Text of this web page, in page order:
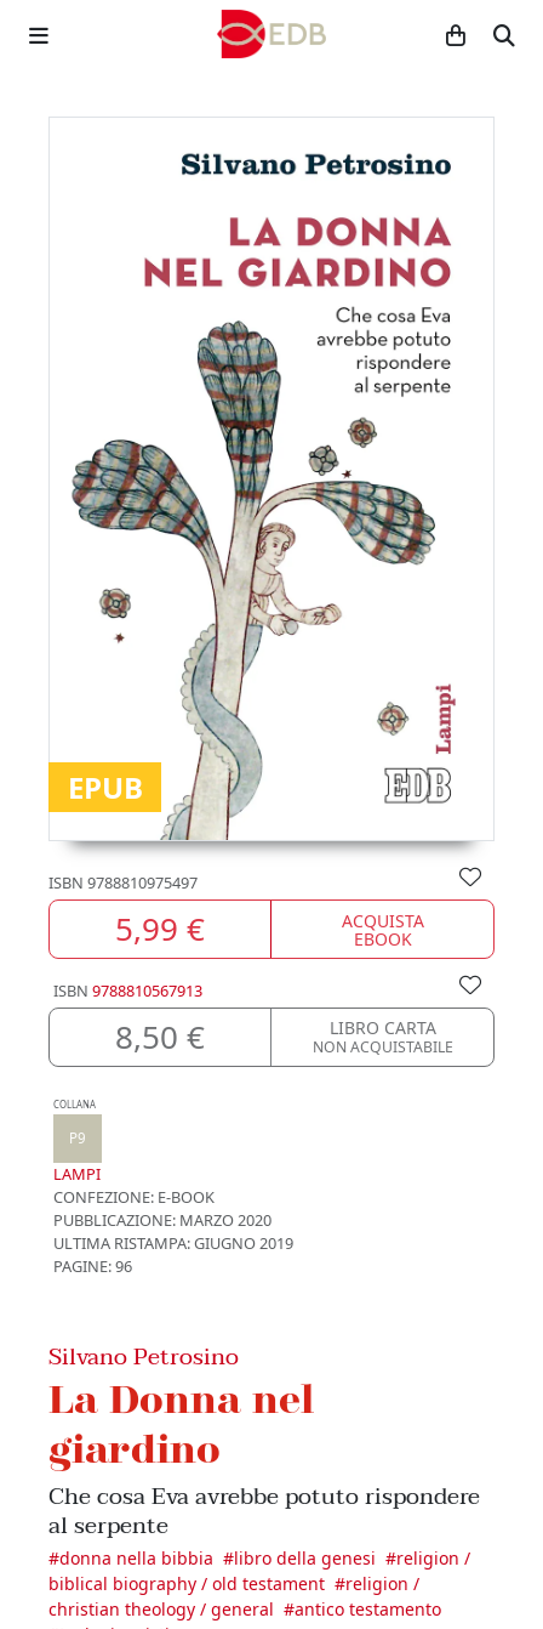
EPUB
ISBN 9788810975497
5,99 € ACQUISTA
EBOOK
ISBN 9788810567913
8,50 € LIBRO CARTA
NON ACQUISTABILE
COLLANA
P9
LAMPI
CONFEZIONE: E-BOOK
PUBBLICAZIONE: MARZO 2020
ULTIMA RISTAMPA:GIUGNO 2019
PAGINE: 96
Silvano Petrosino
La Donna nel
giardino
Che cosa Eva avrebbe potuto rispondere
al serpente
#donna nella bibbia #libro della genesi #religion /
biblical biography / old testament #religion /
christian theology / general #antico testamento